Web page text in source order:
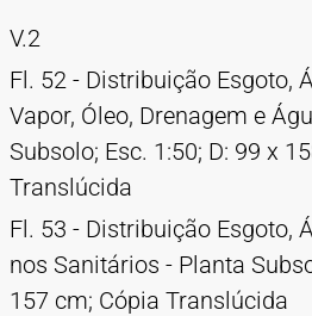
V.2
Fl. 52 - Distribuição Esgoto,
Vapor, Óleo, Drenagem e
Subsolo; Esc. 1:50; D: 99 x
Translúcida
Fl. 53 - Distribuição Esgoto,
nos Sanitários - Planta
157 cm; Cópia Translúcida